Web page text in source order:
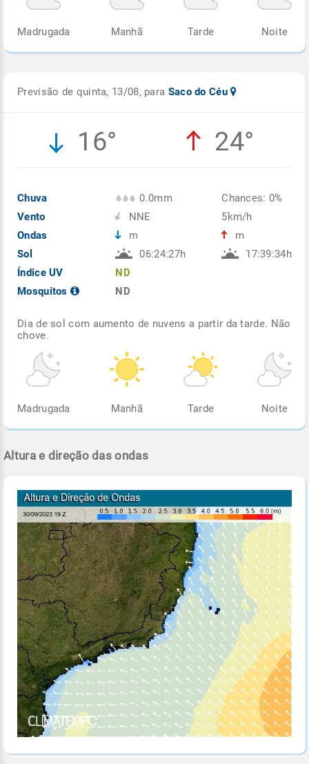
Madrugada Manhã Tarde Noite
Previsão de quinta, 13/08, para Saco do Céu
16° 24°
Chuva
Vento
Ondas
Sol
Índice UV
Mosquitos
0.0mm
NNE
m
06:24:27h
ND
ND
Chances: 0%
5km/h
m
17:39:34h
Dia de sol com aumento de nuvens a partir da tarde. Não
chove.
Madrugada Manhã Tarde Noite
Altura e direção das ondas